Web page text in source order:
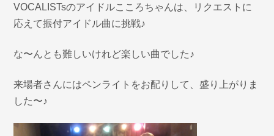
VOCALISTsのアイドルこころちゃんは、リクエストに
応えて振付アイドル曲に挑戦♪
な〜んとも難しいけれど楽しい曲でした♪
来場者さんにはペンライトをお配りして、盛り上がりま
した〜♪